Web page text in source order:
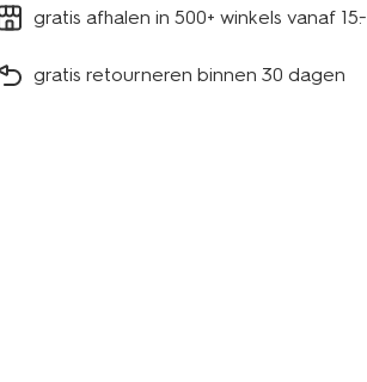
gratis afhalen in 500+ winkels vanaf 15.-
gratis retourneren binnen 30 dagen